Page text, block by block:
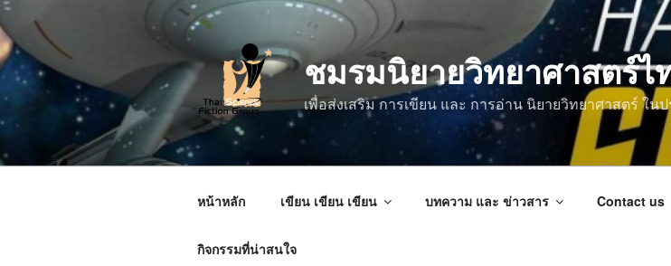
ข้าม
ไป
ยัง
บทความ
ชมรมนิยายวิทยาศาสตร์ไ
เพื่อส่งเสริม การเขียน และ การอ่าน นิยายวิทยาศาสตร์ ใน
หน้าหลัก เขียน เขียน เขียน บทความ และ ข่าวสาร Contact us
กิจกรรมที่น่าสนใจ